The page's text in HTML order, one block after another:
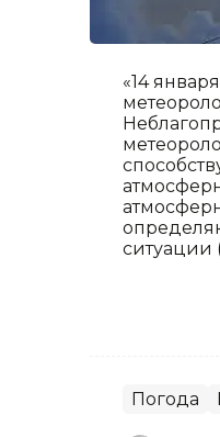
«14
ситуации
Погода